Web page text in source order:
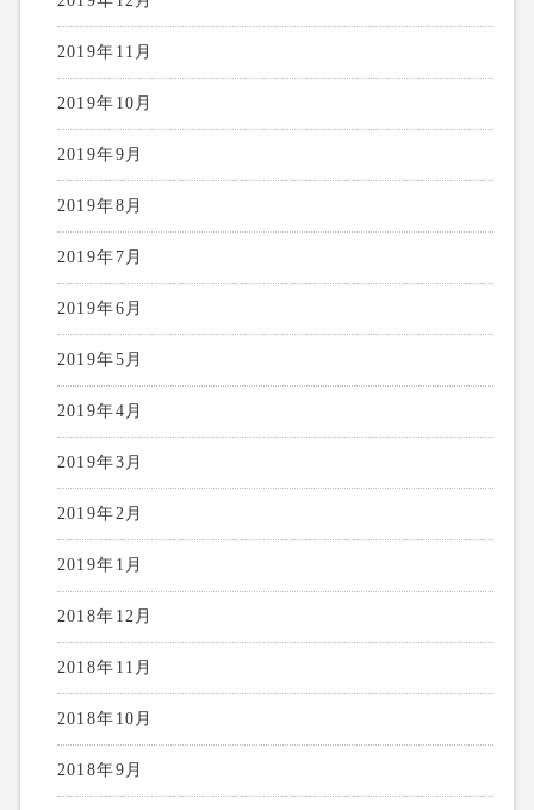
2019年11月
2019年10月
2019年9月
2019年8月
2019年7月
2019年6月
2019年5月
2019年4月
2019年3月
2019年2月
2019年1月
2018年12月
2018年11月
2018年10月
2018年9月